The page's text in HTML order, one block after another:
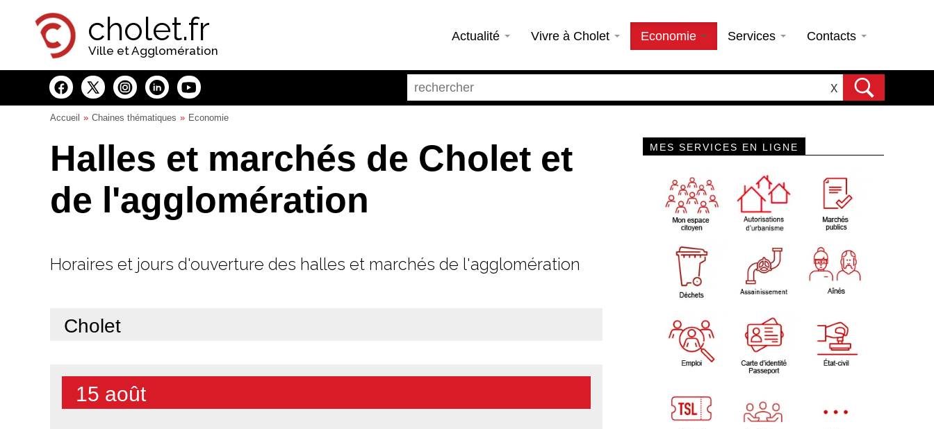
cholet.fr
Ville et Agglomération
Actualité Vivre à Cholet Economie Services Contacts
X
Accueil Chaines thématiques Economie
Halles et marchés de Cholet et
de l'agglomération
Horaires et jours d'ouverture des halles et marchés de l'agglomération
Cholet
15 août
MES SERVICES EN LIGNE